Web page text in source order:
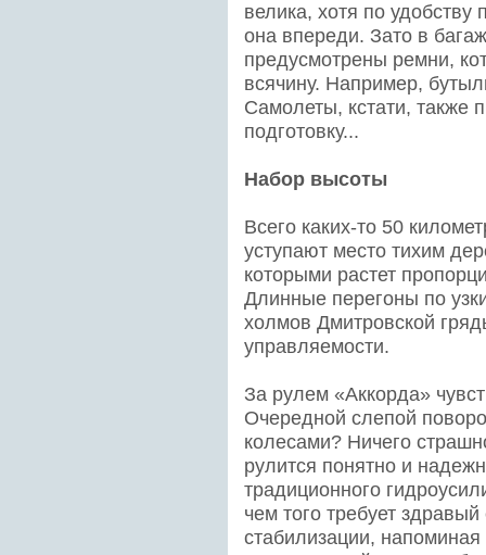
велика, хотя по удобству
она впереди. Зато в
предусмотрены ремни,
всячину. Например,
Самолеты, кстати, также
подготовку...
Набор высоты
Всего каких-то 50
уступают место тихим
которыми растет
Длинные перегоны по
холмов Дмитровской
управляемости.
За рулем «Аккорда»
Очередной слепой
колесами? Ничего
рулится понятно и
традиционного
чем того требует
стабилизации,